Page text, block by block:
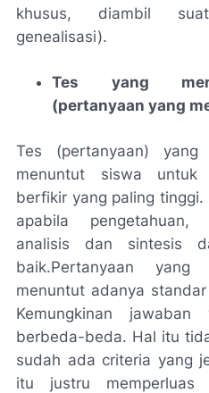
khusus, diambil
genealisasi).
Tes yang
(pertanyaan yang
Tes (pertanyaan) yang
menuntut siswa untuk
berfikir yang paling
apabila pengetahuan,
analisis dan sintesis
baik.Pertanyaan yang
menuntut adanya
Kemungkinan
berbeda-beda. Hal itu
sudah ada criteria yang
itu justru memperluas